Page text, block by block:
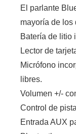
El parlante
mayoría de los
Batería de litio
Lector de
Micrófono
libres.
Volumen +/-
Control de
Entrada AUX